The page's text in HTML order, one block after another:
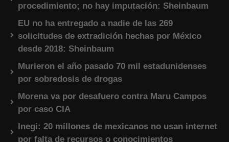
procedimiento; no hay imputación: Sheinbaum
EU no ha entregado a nadie de las 269
solicitudes de extradición hechas por México
desde 2018: Sheinbaum
Murieron el año pasado 70 mil estadunidenses
por sobredosis de drogas
Morena va por desafuero contra Maru Campos
por caso CIA
Inegi: 20 millones de mexicanos no usan internet
por falta de recursos o conocimientos